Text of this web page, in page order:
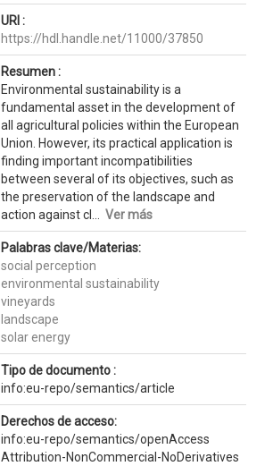
URI :
https://hdl.handle.net/11000/37850
Resumen :
Environmental sustainability is a
fundamental asset in the development of
all agricultural policies within the European
Union. However, its practical application is
finding important incompatibilities
between several of its objectives, such as
the preservation of the landscape and
action against cl... Ver más
Palabras clave/Materias:
social perception
environmental sustainability
vineyards
landscape
solar energy
Tipo de documento :
info:eu-repo/semantics/article
Derechos de acceso:
info:eu-repo/semantics/openAccess
Attribution-NonCommercial-NoDerivatives